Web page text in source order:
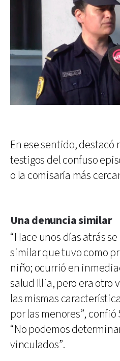
En ese sentido,
testigos del confuso
o la comisaría más
Una denuncia similar
“Hace unos días atrás
similar que tuvo como
niño; ocurrió en
salud Illia, pero era otro
las mismas
por las menores”,
“No podemos
vinculados”.